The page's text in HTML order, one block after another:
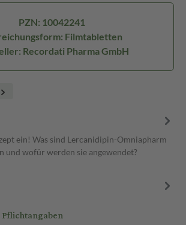
PZN: 10042241
Filmtabletten
Recordati Pharma GmbH
ein! Was sind Lercanidipin-Omniapharm
und wofür werden sie angewendet?